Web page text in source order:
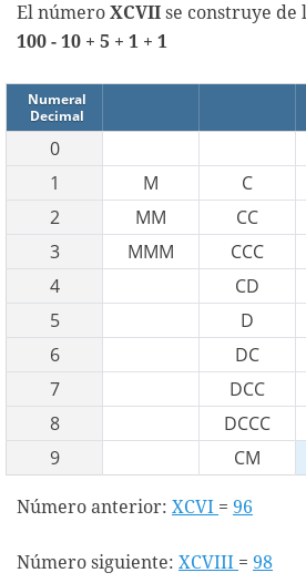
El número XCVII se construye de
100 - 10 + 5 + 1 + 1
Numeral
Decimal
0
1
M C
2
MM CC
3
MMM CCC
4
CD
5
D
6
DC
7
DCC
8
DCCC
9
CM
Número anterior: XCVI = 96
Número siguiente: XCVIII = 98